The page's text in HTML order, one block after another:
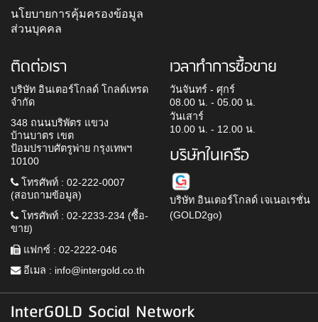
นโยบายการคุ้มครองข้อมูล
ส่วนบุคคล
ติดต่อเรา
บริษัท อินเตอร์โกลด์ โกลด์เทรด
จำกัด
348 ถนนบริพัตร แขวง
บ้านบาตร เขต
ป้อมปราบศัตรูพ่าย กรุงเทพฯ
10100
โทรศัพท์ : 02-222-0007
(สอบถามข้อมูล)
โทรศัพท์ : 02-2233-234 (ซื้อ-
ขาย)
แฟกซ์ : 02-2222-046
อีเมล : info@intergold.co.th
เวลาทำการซื้อขาย
วันจันทร์ - ศุกร์
08.00 น. - 05.00 น.
วันเสาร์
10.00 น. - 12.00 น.
บริษัทในเครือ
บริษัท อินเตอร์โกลด์ เจเนอเรชั่น
(GOLD2go)
InterGOLD Social Network